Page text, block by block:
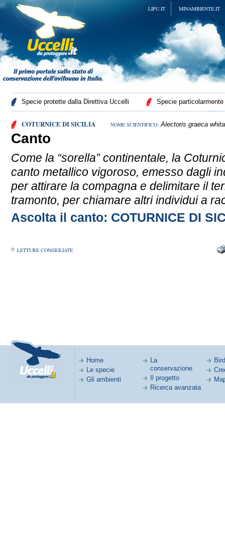
MINAMBIENTE.IT
LIPU.IT
Specie protette dalla Direttiva Uccelli Specie
COTURNICE DI SICILIA NOME SCIENTIFICO: Alectoris graeca
Canto
Come la “sorella” continentale, la
canto metallico vigoroso, emesso dagli
per attirare la compagna e delimitare il
tramonto, per chiamare altri individui a
Ascolta il canto: COTURNICE DI
LETTURE CONSIGLIATE
Home
Le specie
Gli ambienti
La
conservazione
Il progetto
Ricerca avanzata